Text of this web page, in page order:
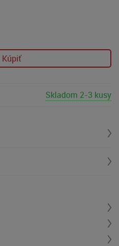
Kúpiť
Skladom 2-3 kusy